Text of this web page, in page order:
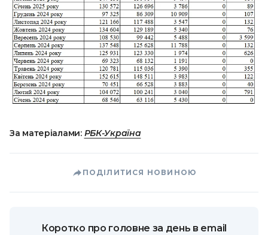
За матеріалами: РБК-Україна
ПОДІЛИТИСЯ НОВИНОЮ
Коротко про головне за день в email